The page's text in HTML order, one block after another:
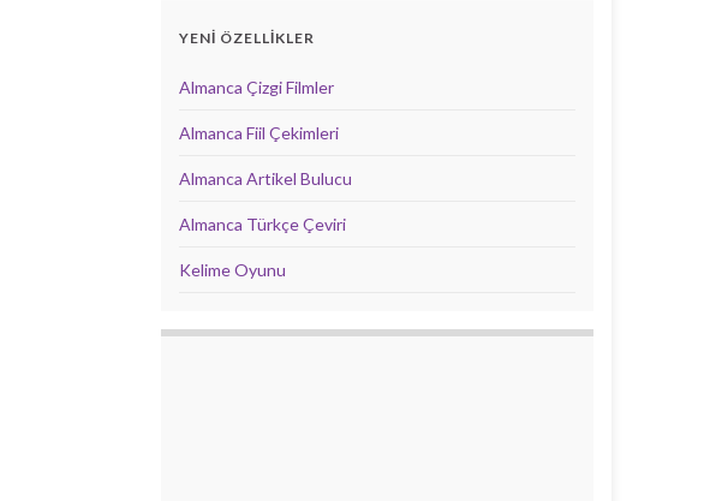
YENİ ÖZELLİKLER
Almanca Çizgi Filmler
Almanca Fiil Çekimleri
Almanca Artikel Bulucu
Almanca Türkçe Çeviri
Kelime Oyunu